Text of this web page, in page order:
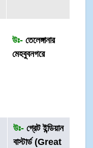
উঃ- তেলেঙ্গানার
মেহবুবনগরে
উঃ- গ্রেট ইন্ডিয়ান
বাস্টার্ড (Great